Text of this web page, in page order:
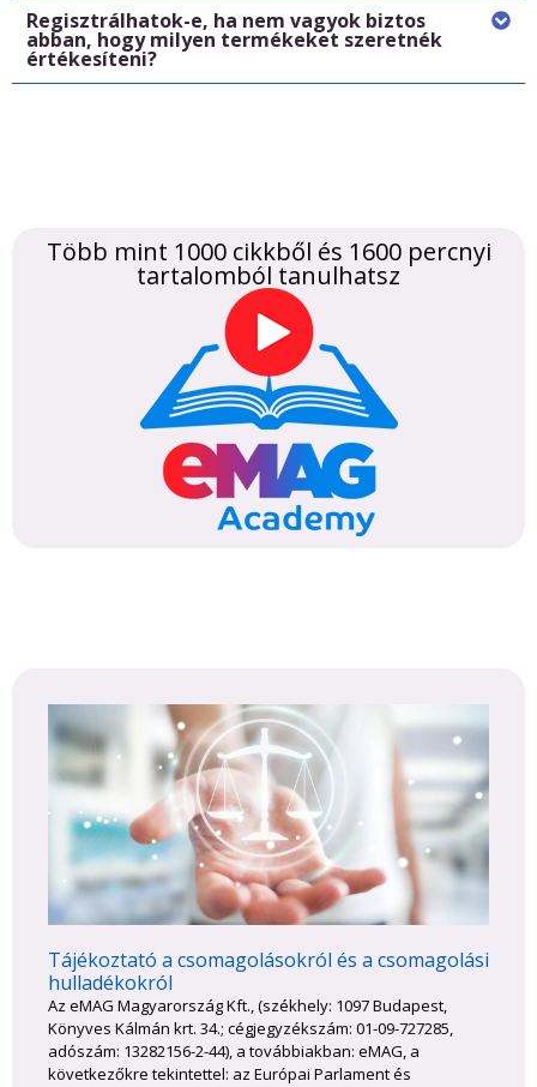
Regisztrálhatok-e, ha nem vagyok biztos
abban, hogy milyen termékeket szeretnék
értékesíteni?
Több mint 1000 cikkből és 1600 percnyi
tartalomból tanulhatsz
Tájékoztató a csomagolásokról és a csomagolási
hulladékokról
Az eMAG Magyarország Kft., (székhely: 1097 Budapest,
Könyves Kálmán krt. 34.; cégjegyzékszám: 01-09-727285,
adószám: 13282156-2-44), a továbbiakban: eMAG, a
következőkre tekintettel: az Európai Parlament és